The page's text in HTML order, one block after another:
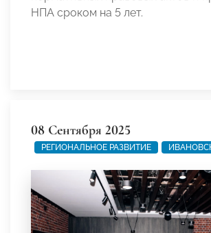
НПА сроком на 5 лет.
08 Сентября 2025
РЕГИОНАЛЬНОЕ РАЗВИТИЕ